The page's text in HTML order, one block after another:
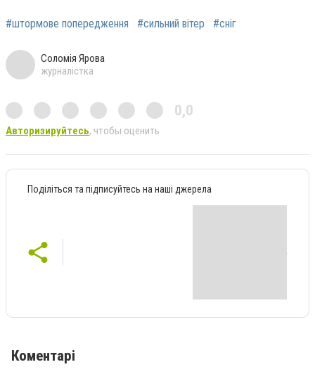
#штормове попередження #сильний вітер #сніг
Соломія Ярова
журналістка
0,0
Авторизируйтесь, чтобы оценить
Поділіться та підписуйтесь на наші джерела
Коментарі